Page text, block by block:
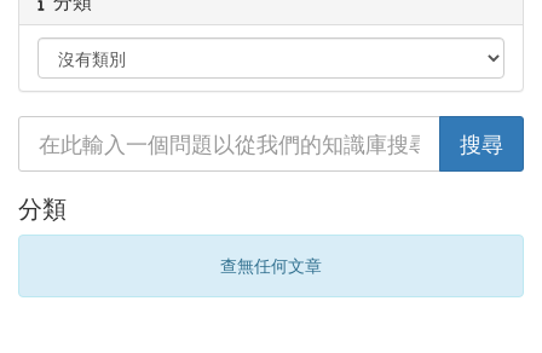
分類
查無任何文章